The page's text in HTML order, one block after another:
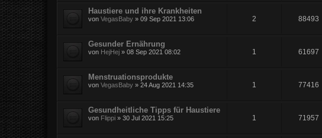
Haustiere und ihre Krankheiten
von VegasBaby » 09 Sep 2021 13:06 2 88493
Gesunder Ernährung
von HejHej » 08 Sep 2021 08:02 1 61697
Menstruationsprodukte
von VegasBaby » 24 Aug 2021 14:35 1 77416
Gesundheitliche Tipps für Haustiere
von Flippi » 30 Jul 2021 15:25 1 71957